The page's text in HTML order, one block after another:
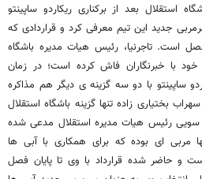
استقلال بعد از برکناری ریکاردو ساپینتو
جدید این تیم معرفی کرد و قراردادی که
است. تاجرنیا، رئیس هیات مدیره باشگاه
با خبرنگاران فاش کرده است؛ در زمان
ساپینتو با دو سه گزینه ی دیگر هم مذاکره
بختیاری زاده تنها گزینه باشگاه استقلال
سویی رئیس هیات مدیره استقلال مدعی شده
مربی ای بوده که برای همکاری با آبی ها
و حاضر شده قرارداد با وی تا پایان فصل